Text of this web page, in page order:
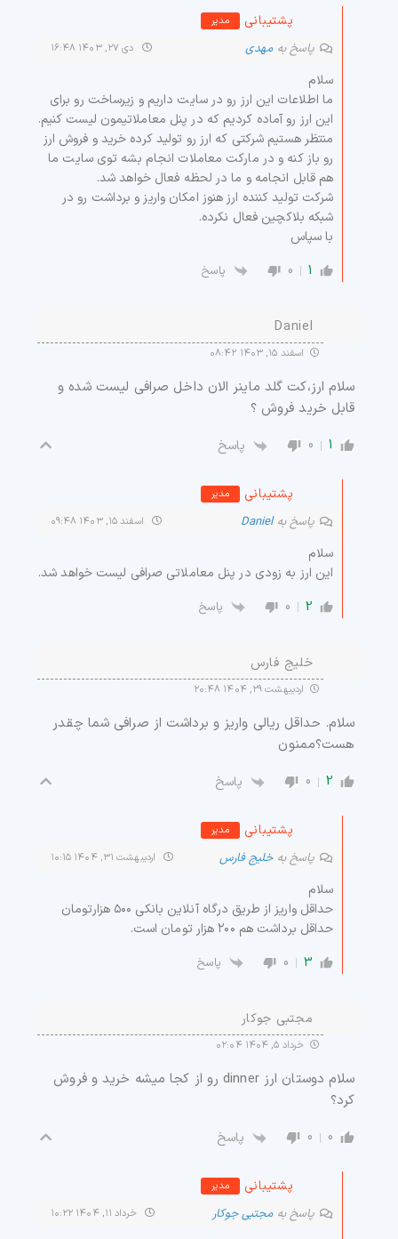
پشتیبانی مدیر
پاسخ بهمهدی دی ۲۷, ۱۴۰۳ ۱۶:۴۸
سلام
ما اطلاعات این ارز رو در سایت داریم و زیرساخت رو برای
این ارز رو آماده کردیم که در پنل معاملاتیمون لیست کنیم.
منتظر هستیم شرکتی که ارز رو تولید کرده خرید و فروش ارز
رو باز کنه و در مارکت معاملات انجام بشه توی سایت ما
هم قابل انجامه و ما در لحظه فعال خواهد شد.
شرکت تولید کننده ارز هنوز امکان واریز و برداشت رو در
شبکه بلاکچین فعال نکرده.
با سپاس
1
0 پاسخ
Daniel
اسفند ۱۵, ۱۴۰۳ ۰۸:۴۲
سلام ارز،کت گلد ماینر الان داخل صرافی لیست شده و
قابل خرید فروش ؟
1
0 پاسخ
پشتیبانی مدیر
پاسخ بهDaniel اسفند ۱۵, ۱۴۰۳ ۰۹:۴۸
سلام
این ارز به زودی در پنل معاملاتی صرافی لیست خواهد شد.
2
0 پاسخ
خلیج فارس
اردیبهشت ۲۹, ۱۴۰۴ ۲۰:۴۸
سلام. حداقل ریالی واریز و برداشت از صرافی شما چقدر
هست؟ممنون
2
0 پاسخ
پشتیبانی مدیر
پاسخ بهخلیج فارس اردیبهشت ۳۱, ۱۴۰۴ ۱۰:۱۵
سلام
حداقل واریز از طریق درگاه آنلاین بانکی ۵۰۰ هزارتومان
حداقل برداشت هم ۲۰۰ هزار تومان است.
3
0 پاسخ
مجتبی جوکار
خرداد ۵, ۱۴۰۴ ۰۲:۰۴
سلام دوستان ارز dinner رو از کجا میشه خرید و فروش
کرد؟
0
0 پاسخ
پشتیبانی مدیر
پاسخ بهمجتبی جوکار خرداد ۱۱, ۱۴۰۴ ۱۰:۲۲